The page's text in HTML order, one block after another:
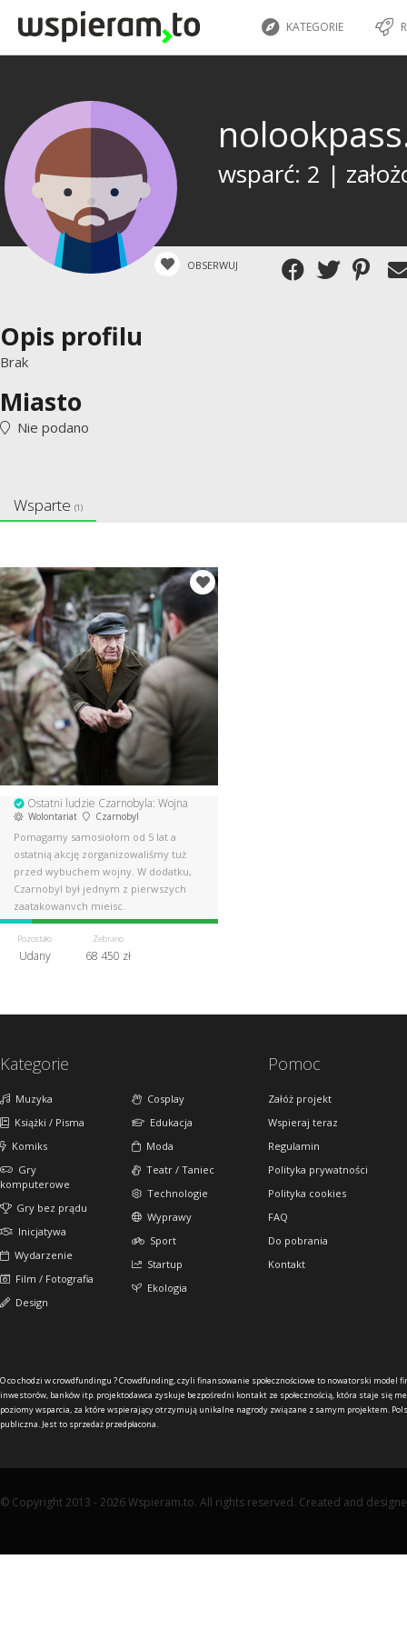
KATEGORIE
wsparć: 2 |
OBSERWUJ
Opis profilu
Brak
Miasto
Nie podano
Wsparte (1)
Ostatni ludzie Czarnobyla: Wojna
Wolontariat Czarnobyl
Pomagamy samosiołom od 5 lat a
ostatnią akcję zorganizowaliśmy tuż
przed wybuchem wojny. W dodatku,
Czarnobyl był jednym z pierwszych
zaatakowanych miejsc.
Pozostało
Udany
Zebrano
68 450 zł
Kategorie
Muzyka
Książki / Pisma
Komiks
Gry
komputerowe
Gry bez prądu
Inicjatywa
Wydarzenie
Film / Fotografia
Design
Cosplay
Edukacja
Moda
Teatr / Taniec
Technologie
Wyprawy
Sport
Startup
Ekologia
Pomoc
Załóż projekt
Wspieraj teraz
Regulamin
Polityka prywatności
Polityka cookies
FAQ
Do pobrania
Kontakt
O co chodzi w crowdfundingu ?Crowdfunding, czyli finansowanie społecznościowe to nowatorski model
inwestorów, banków itp. projektodawca zyskuje bezpośredni kontakt ze społecznością, która staje się
poziomy wsparcia, za które wspierający otrzymują unikalne nagrody związane z samym projektem.
publiczna. Jest to sprzedaż przedpłacona.
© Copyright 2013 - 2026 Wspieram.to. All rights reserved. Created and